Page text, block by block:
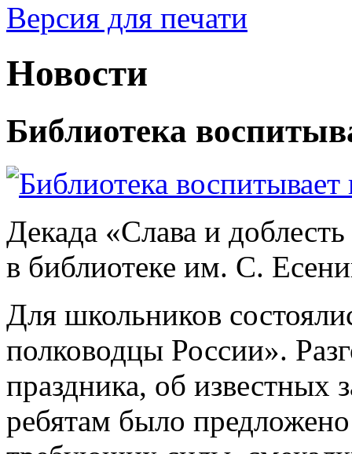
Версия для печати
Новости
Библиотека
Декада «Слава и
в библиотеке им. С.
Для школьников
полководцы России».
праздника, об известных
ребятам было